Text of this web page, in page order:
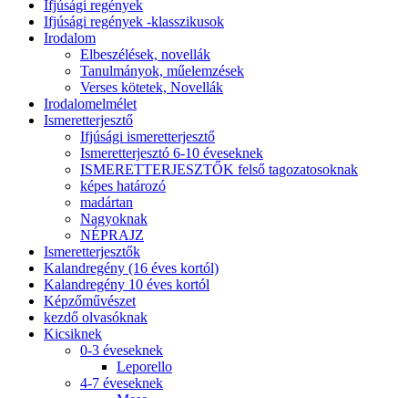
Ifjúsági regények
Ifjúsági regények -klasszikusok
Irodalom
Elbeszélések, novellák
Tanulmányok, műelemzések
Verses kötetek, Novellák
Irodalomelmélet
Ismeretterjesztő
Ifjúsági ismeretterjesztő
Ismeretterjesztó 6-10 éveseknek
ISMERETTERJESZTŐK felső tagozatosoknak
képes határozó
madártan
Nagyoknak
NÉPRAJZ
Ismeretterjesztők
Kalandregény (16 éves kortól)
Kalandregény 10 éves kortól
Képzőművészet
kezdő olvasóknak
Kicsiknek
0-3 éveseknek
Leporello
4-7 éveseknek